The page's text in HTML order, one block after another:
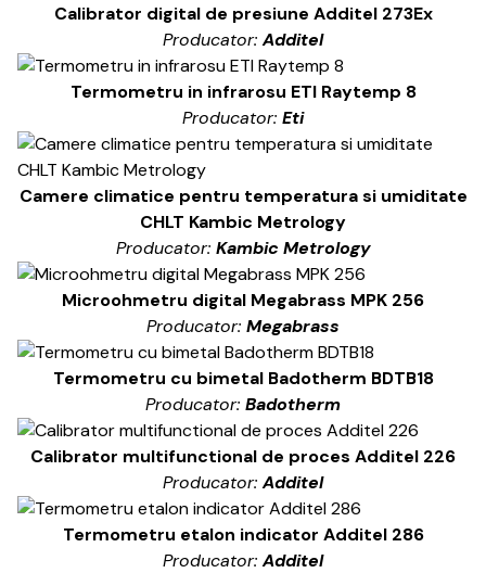
Calibrator digital de presiune Additel 273Ex
Producator:Additel
Termometru in infrarosu ETI Raytemp 8
Producator: Eti
Camere climatice pentru temperatura si umiditate
CHLT Kambic Metrology
Producator: Kambic Metrology
Microohmetru digital Megabrass MPK 256
Producator: Megabrass
Termometru cu bimetal Badotherm BDTB18
Producator: Badotherm
Calibrator multifunctional de proces Additel 226
Producator:Additel
Termometru etalon indicator Additel 286
Producator:Additel